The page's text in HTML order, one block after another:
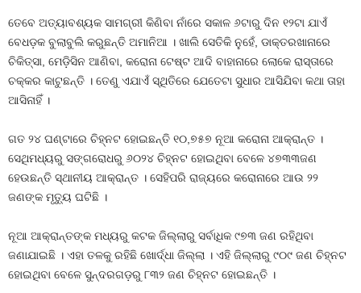
ତେବେ ଅତ୍ୟାବଶ୍ୟକ ସାମଗ୍ରୀ କିଣିବା ନାଁରେ ସକାଳ ୬ଟାରୁ ଦିନ ୧୨ଟା ଯାଏଁ
ବେଧଡ଼କ ବୁଲାବୁଲି କରୁଛନ୍ତି ଅମାନିଆ । ଖାଲି ସେତିକି ନୁହେଁ, ଡାକ୍ତରଖାନାରେ
ଚିକିତ୍ସା, ମେଡ଼ିସିନ ଆଣିବା, କରୋନା ଟେଷ୍ଟ ଆଦି ବାହାନାରେ ଲୋକେ ରାସ୍ତାରେ
ଚକ୍କର କାଟୁଛନ୍ତି । ତେଣୁ ଏଯାଏଁ ସ୍ଥିତିରେ ଯେତେଟା ସୁଧାର ଆସିଯିବା କଥା ତାହା
ଆସିନାହିଁ ।
ଗତ ୨୪ ଘଣ୍ଟାରେ ଚିହ୍ନଟ ହୋଇଛନ୍ତି ୧୦,୭୫୭ ନୂଆ କରୋନା ଆକ୍ରାନ୍ତ ।
ସେଥିମଧ୍ୟରୁ ସଙ୍ଗରୋଧରୁ ୬୦୨୪ ଚିହ୍ନଟ ହୋଇଥିବା ବେଳେ ୪୭୩୩ଜଣ
ହେଉଛନ୍ତି ସ୍ଥାନୀୟ ଆକ୍ରାନ୍ତ । ସେହିପରି ରାଜ୍ୟରେ କରୋନାରେ ଆଉ ୨୨
ଜଣଙ୍କ ମୃତ୍ୟୁ ଘଟିଛି ।
ନୂଆ ଆକ୍ରାନ୍ତଙ୍କ ମଧ୍ୟରୁ କଟକ ଜିଲ୍ଲାରୁ ସର୍ବାଧିକ ୯୭୩ ଜଣ ରହିଥିବା
ଜଣାଯାଇଛି । ଏହା ତଳକୁ ରହିଛି ଖୋର୍ଦ୍ଧା ଜିଲ୍ଲା । ଏହି ଜିଲ୍ଲାରୁ ୯୦୯ ଜଣ ଚିହ୍ନଟ
ହୋଇଥିବା ବେଳେ ସୁନ୍ଦରଗଡ଼ରୁ ୮୩୨ ଜଣ ଚିହ୍ନଟ ହୋଇଛନ୍ତି ।